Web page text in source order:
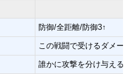
防御/全距離/防御3↑
この戦闘で受けるダメー
誰かに攻撃を分け与える